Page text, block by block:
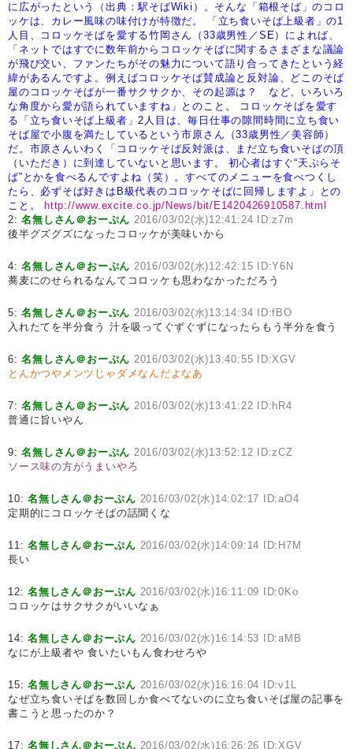
に広がったという（出典：駅そばWiki）。そんな「箱根そば」のコロ
ッケは、カレー風味の味付けが特徴だ。
「立ち食いそば上級者」の1
人目、コロッケそばを愛する竹岡さん（33歳男性／SE）によれば、
「ネットではすでに数年前からコロッケそばに関するさまざまな議論
が飛び交い、ファンたちがその魅力について語り合ってきたという経
緯があるんですよ。例えばコロッケそば賛成論と反対論、どこのそば
屋のコロッケそばが一番サクサクか、その起源は？ など、いろいろ
な角度から愛が語られていますね」とのこと。
コロッケそばを愛す
る「立ち食いそば上級者」2人目は、毎日仕事の隙間時間に立ち食い
そば屋で小腹を満たしているという市原さん（33歳男性／美容師）
だ。市原さんいわく「コロッケそば反対派は、まだ立ち食いそばの頂
（いただき）に到達していないと思います。
初心者はすぐ“天ぷらそ
ば”とかを食べるんですよね（笑）。すべてのメニューを食べつくし
たら、必ずそば好きはB級代表のコロッケそばに回帰しますよ」との
こと。
http://www.excite.co.jp/News/bit/E1420426910587.html
2:名無しさん＠おーぷん 2016/03/02(水)12:41:24 ID:z7m
後半グズグズになったコロッケが美味いから
4:名無しさん＠おーぷん 2016/03/02(水)12:42:15 ID:Y6N
蕎麦にのせられるなんてコロッケも思わなかっただろう
5:名無しさん＠おーぷん 2016/03/02(水)13:14:34 ID:fBO
入れたてを半分食う 汁を吸ってぐずぐずになったらもう半分を食う
6:名無しさん＠おーぷん 2016/03/02(水)13:40:55 ID:XGV
とんかつやメンツじゃダメなんだよなあ
7:名無しさん＠おーぷん 2016/03/02(水)13:41:22 ID:hR4
普通に旨いやん
9:名無しさん＠おーぷん 2016/03/02(水)13:52:12 ID:zCZ
ソース味の方がうまいやろ
10:名無しさん＠おーぷん 2016/03/02(水)14:02:17 ID:aO4
定期的にコロッケそばの話聞くな
11:名無しさん＠おーぷん 2016/03/02(水)14:09:14 ID:H7M
長い
12:名無しさん＠おーぷん 2016/03/02(水)16:11:09 ID:0Ko
コロッケはサクサクがいいなぁ
14:名無しさん＠おーぷん 2016/03/02(水)16:14:53 ID:aMB
なにが上級者や 食いたいもん食わせろや
15:名無しさん＠おーぷん 2016/03/02(水)16:16:04 ID:v1L
なぜ立ち食いそばを数回しか食べてないのに立ち食いそば屋の記事を
書こうと思ったのか？
17:名無しさん＠おーぷん 2016/03/02(水)16:26:26 ID:XGV